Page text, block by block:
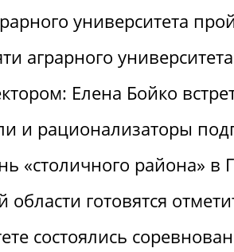
университета
аграрного
Елена Бойко
и рационализаторы
«столичного района» в
области готовятся
состоялись